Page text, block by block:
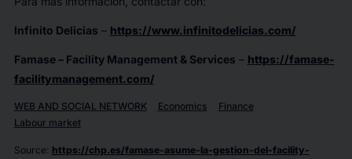
Infinito Delicias – https://www.infinitodelicias.com/
Famase – Facility Management & Services – https://famase-
facilitymanagement.com/
WEB AND SOCIAL NETWORK Economics
Finance
Labour market
Source: https://chp.es/famase-asume-la-gestion-del-facility-